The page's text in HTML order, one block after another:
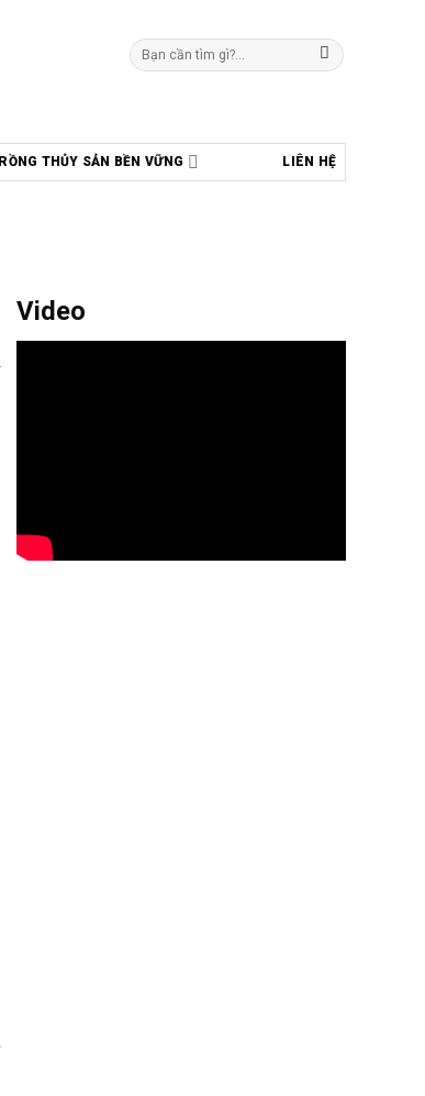
Tìm
kiếm:
THỦY SẢN BỀN VỮNG LIÊN HỆ
Video